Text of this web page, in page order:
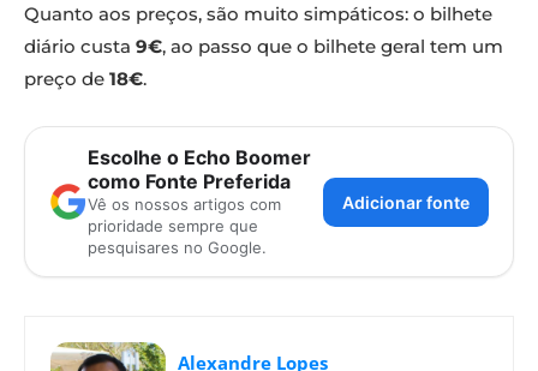
Quanto aos preços, são muito simpáticos: o bilhete
diário custa 9€, ao passo que o bilhete geral tem um
preço de 18€.
Escolhe o Echo Boomer
como Fonte Preferida
Vê os nossos artigos com
prioridade sempre que
pesquisares no Google.
Adicionar fonte
Alexandre Lopes